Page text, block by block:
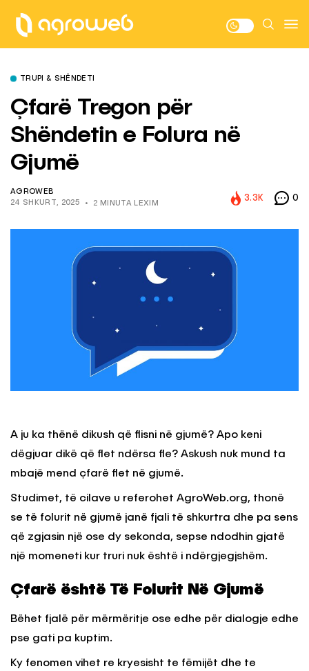
TRUPI & SHËNDETI
Çfarë Tregon për
Shëndetin e Folura në
Gjumë
AGROWEB
24 SHKURT, 2025
2 MINUTA LEXIM
3.3K 0
A ju ka thënë dikush që flisni në gjumë? Apo keni
dëgjuar dikë që flet ndërsa fle? Askush nuk mund ta
mbajë mend çfarë flet në gjumë.
Studimet, të cilave u referohet AgroWeb.org, thonë
se të folurit në gjumë janë fjali të shkurtra dhe pa sens
që zgjasin një ose dy sekonda, sepse ndodhin gjatë
një momeneti kur truri nuk është i ndërgjegjshëm.
Çfarë është Të Folurit Në Gjumë
Bëhet fjalë për mërmëritje ose edhe për dialogje edhe
pse gati pa kuptim.
Ky fenomen vihet re kryesisht te fëmijët dhe te